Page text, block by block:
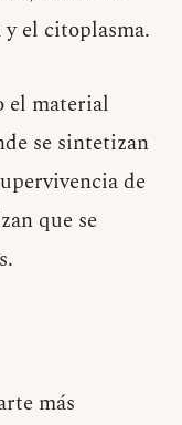
el citoplasma.
el material
se sintetizan
de
que se
más